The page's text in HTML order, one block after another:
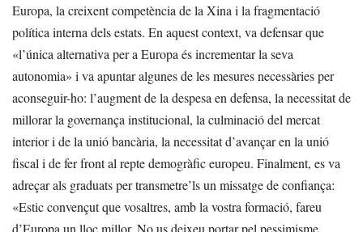
Europa, la creixent competència de la Xina i la fragmentació
política interna dels estats. En aquest context, va defensar que
«l’única alternativa per a Europa és incrementar la seva
autonomia» i va apuntar algunes de les mesures necessàries per
aconseguir-ho: l’augment de la despesa en defensa, la necessitat de
millorar la governança institucional, la culminació del mercat
interior i de la unió bancària, la necessitat d’avançar en la unió
fiscal i de fer front al repte demogràfic europeu. Finalment, es va
adreçar als graduats per transmetre’ls un missatge de confiança:
«Estic convençut que vosaltres, amb la vostra formació, fareu
d’Europa un lloc millor. No us deixeu portar pel pessimisme